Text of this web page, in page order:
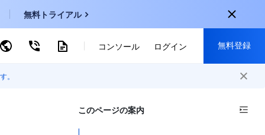
無料トライアル
ワードで検索 コンソール ログイン 無料登録
30種類以上の製品が無料体験可能
。
このページの案内